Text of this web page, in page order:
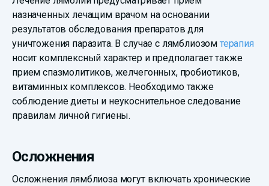
назначенных лечащим врачом на основании
результатов обследования препаратов для
уничтожения паразита. В случае с лямблиозом терапия
носит комплексный характер и предполагает также
прием спазмолитиков, желчегонных, пробиотиков,
витаминных комплексов. Необходимо также
соблюдение диеты и неукоснительное следование
правилам личной гигиены.
Осложнения
Осложнения лямблиоза могут включать хронические